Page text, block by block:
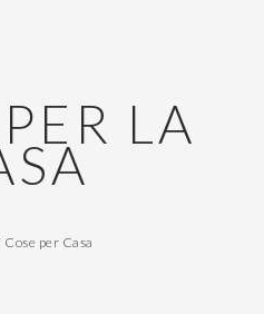
LA
per Casa